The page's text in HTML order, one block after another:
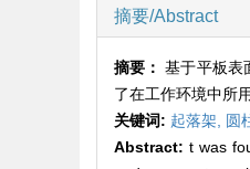
摘要/Abstract
摘要：基于平板表
了在工作环境中所
关键词: 起落架, 圆
Abstract:t was